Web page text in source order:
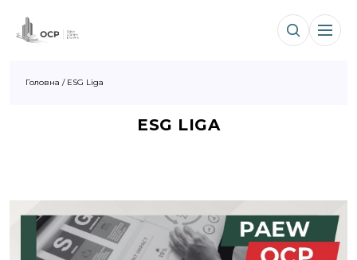
Головна / ESG Liga
ESG LIGA